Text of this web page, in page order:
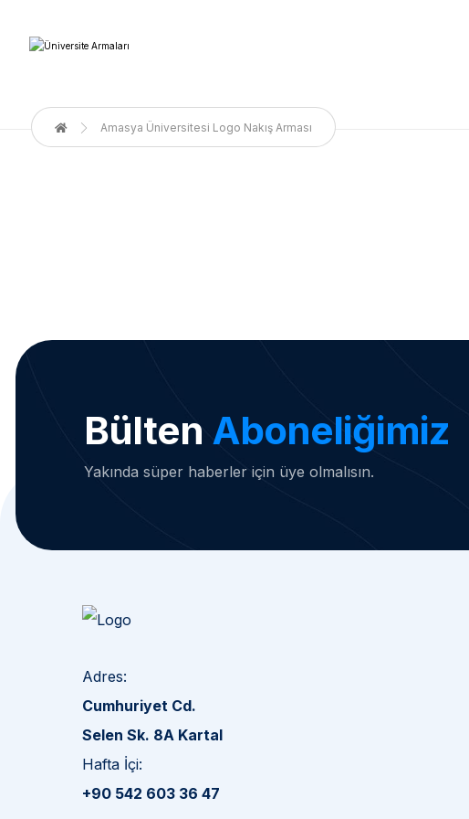
Amasya Üniversitesi Logo Nakış Arması
Bülten Aboneliğimiz
Yakında süper haberler için üye olmalısın.
Adres:
Cumhuriyet Cd.
Selen Sk. 8A Kartal
Hafta İçi:
+90 542 603 36 47